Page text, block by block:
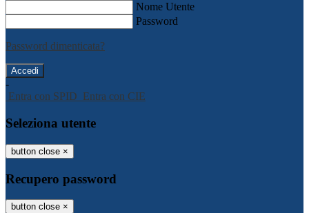
Nome Utente
Password
Password dimenticata?
-
Entra con SPID Entra con CIE
Seleziona utente
button close ×
Recupero password
button close ×